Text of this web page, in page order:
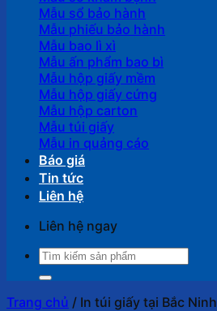
Mẫu sổ bảo hành
Mẫu phiếu bảo hành
Mẫu bao lì xì
Mẫu ấn phẩm bao bì
Mẫu hộp giấy mềm
Mẫu hộp giấy cứng
Mẫu hộp carton
Mẫu túi giấy
Mẫu in quảng cáo
Báo giá
Tin tức
Liên hệ
Liên hệ ngay
Tìm
kiếm:
Trang chủ / In túi giấy tại Bắc Ninh